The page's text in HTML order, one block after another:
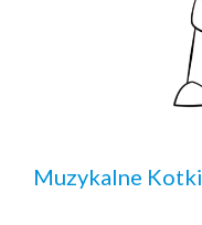
Muzykalne Kotki